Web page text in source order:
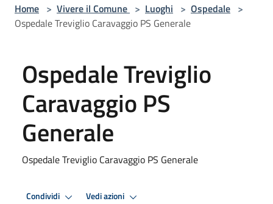
Home > Vivere il Comune > Luoghi > Ospedale >
Ospedale Treviglio Caravaggio PS Generale
Ospedale Treviglio
Caravaggio PS
Generale
Ospedale Treviglio Caravaggio PS Generale
Condividi Vedi azioni